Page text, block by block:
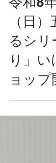
令和8
（日）
るシリ
り」い